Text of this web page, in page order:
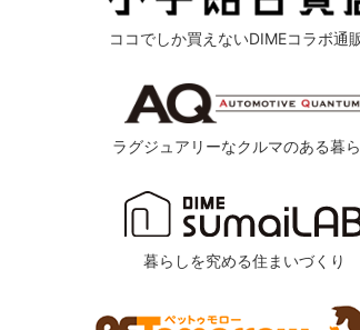
ココでしか買えないDIMEコラボ通
ラグジュアリーなクルマのある暮
暮らしを究める住まいづくり